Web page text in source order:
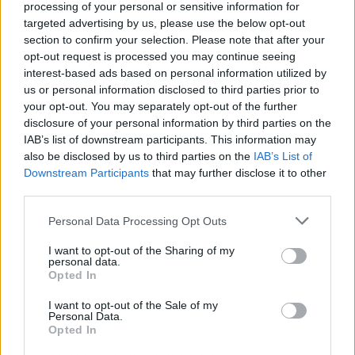
processing of your personal or sensitive information for
targeted advertising by us, please use the below opt-out
section to confirm your selection. Please note that after your
opt-out request is processed you may continue seeing
interest-based ads based on personal information utilized by
us or personal information disclosed to third parties prior to
your opt-out. You may separately opt-out of the further
disclosure of your personal information by third parties on the
IAB’s list of downstream participants. This information may
also be disclosed by us to third parties on the IAB’s List of
Downstream Participants that may further disclose it to other
Personal Data Processing Opt Outs
I want to opt-out of the Sharing of my
personal data.
Opted In
I want to opt-out of the Sale of my
Personal Data.
Opted In
opportunité peut apparaître si vous acceptez de
tourner une page, de revoir une attente ou de
modifier une stratégie. Côté émotions, l’essentiel sera
de ne pas tout garder pour vous. Un échange sincère,
même bref, peut alléger la journée. Évitez en
revanche les réactions trop tranchées face à une
contrariété passagère : tout ne mérite pas une
réponse immédiate.
une envie de sortir d’un cadre devenu un peu
répétitif. Vous pourriez ressentir le besoin d’ouvrir
une porte, de changer d’air, de proposer quelque
chose de nouveau ou simplement de redonner de
l’élan à votre journée. Les astres soutiennent les
initiatives qui élargissent l’horizon, les projets qui